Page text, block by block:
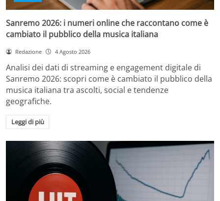
Sanremo 2026: i numeri online che raccontano come è
cambiato il pubblico della musica italiana
Redazione 4 Agosto 2026
Analisi dei dati di streaming e engagement digitale di
Sanremo 2026: scopri come è cambiato il pubblico della
musica italiana tra ascolti, social e tendenze
geografiche.
Leggi di più